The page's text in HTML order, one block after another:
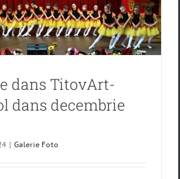
dans TitovArt-
dans decembrie
| Galerie Foto